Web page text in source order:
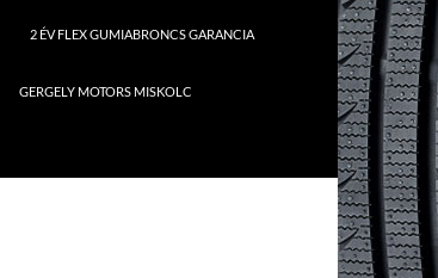
2 ÉV FLEX GUMIABRONCS GARANCIA
GERGELY MOTORS MISKOLC